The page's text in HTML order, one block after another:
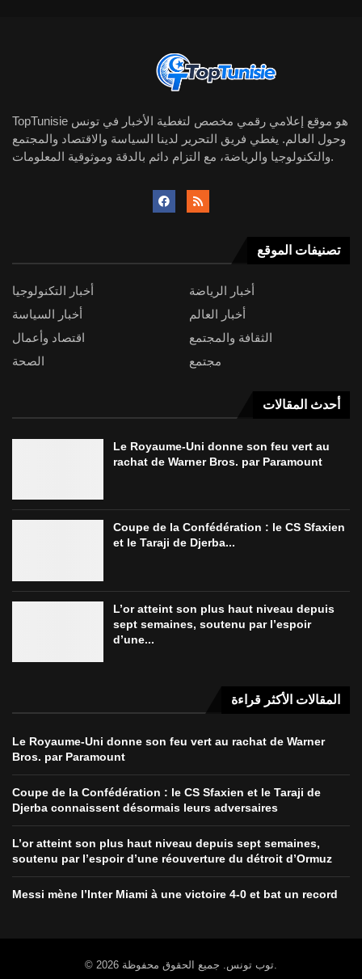
TopTunisie هو موقع إعلامي رقمي مخصص لتغطية الأخبار في تونس
وحول العالم. يغطي فريق التحرير لدينا السياسة والاقتصاد والمجتمع
والتكنولوجيا والرياضة، مع التزام دائم بالدقة وموثوقية المعلومات.
تصنيفات الموقع
أخبار التكنولوجيا
أخبار الرياضة
أخبار السياسة
أخبار العالم
اقتصاد وأعمال
الثقافة والمجتمع
الصحة
مجتمع
أحدث المقالات
Le Royaume-Uni donne son feu vert au
rachat de Warner Bros. par Paramount
Coupe de la Confédération : le CS Sfaxien
et le Taraji de Djerba...
L’or atteint son plus haut niveau depuis
sept semaines, soutenu par l’espoir
d’une...
المقالات الأكثر قراءة
Le Royaume-Uni donne son feu vert au rachat de Warner
Bros. par Paramount
Coupe de la Confédération : le CS Sfaxien et le Taraji de
Djerba connaissent désormais leurs adversaires
L’or atteint son plus haut niveau depuis sept semaines,
soutenu par l’espoir d’une réouverture du détroit d’Ormuz
Messi mène l’Inter Miami à une victoire 4-0 et bat un record